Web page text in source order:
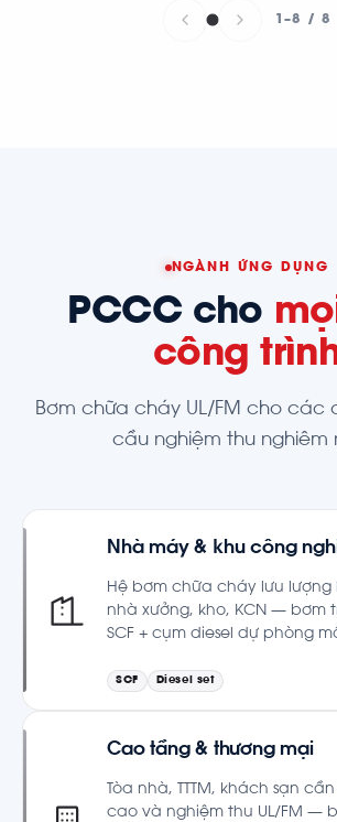
1–8 / 8
NGÀNH ỨNG DỤNG
PCCC cho
công
Bơm chữa cháy UL/FM cho các
cầu nghiệm thu nghiêm
Nhà máy & khu công
Hệ bơm chữa cháy lưu lượng
nhà xưởng, kho, KCN — bơm
SCF + cụm diesel dự phòng
SCF Diesel set
Cao tầng & thương mại
Tòa nhà, TTTM, khách sạn
cao và nghiệm thu UL/FM —